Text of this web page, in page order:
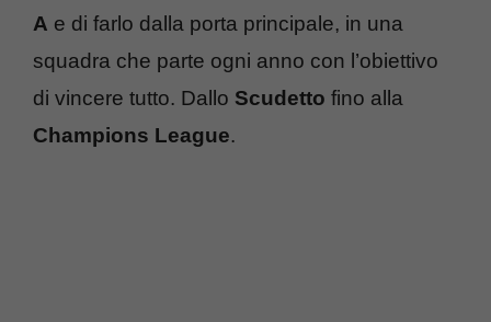
A e di farlo dalla porta principale, in una
squadra che parte ogni anno con l’obiettivo
di vincere tutto. Dallo Scudetto fino alla
Champions League.